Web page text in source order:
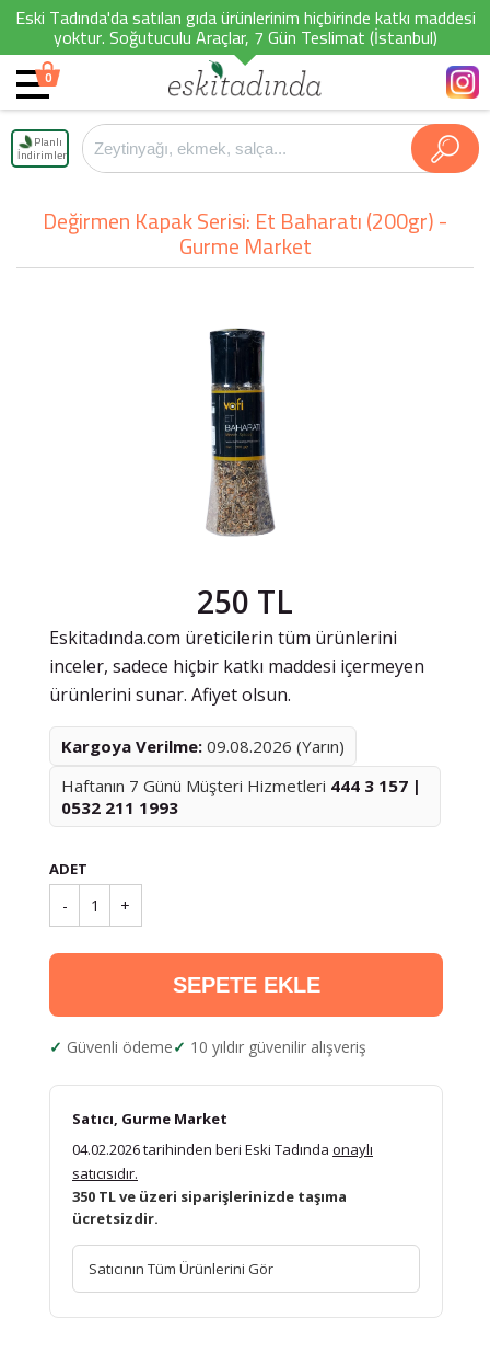
Eski Tadında'da satılan gıda ürünlerinim hiçbirinde katkı maddesi
yoktur. Soğutuculu Araçlar, 7 Gün Teslimat (İstanbul)
0
Planlı
İndirimler
Değirmen Kapak Serisi: Et Baharatı (200gr) -
Gurme Market
250 TL
Eskitadında.com üreticilerin tüm ürünlerini
inceler, sadece hiçbir katkı maddesi içermeyen
ürünlerini sunar. Afiyet olsun.
Kargoya Verilme: 09.08.2026 (Yarın)
Haftanın 7 Günü Müşteri Hizmetleri 444 3 157 |
0532 211 1993
ADET
- 1 +
SEPETE EKLE
Güvenli ödeme 10 yıldır güvenilir alışveriş
Satıcı, Gurme Market
04.02.2026 tarihinden beri Eski Tadında onaylı
satıcısıdır.
350 TL ve üzeri siparişlerinizde taşıma
ücretsizdir.
Satıcının Tüm Ürünlerini Gör